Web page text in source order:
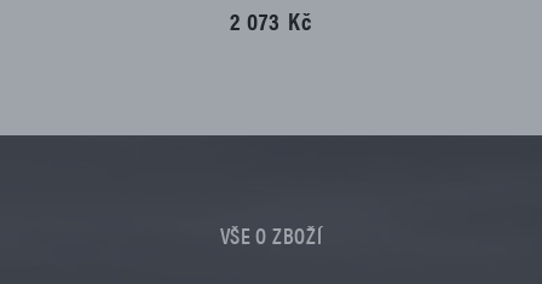
2 073 Kč
VŠE O ZBOŽÍ